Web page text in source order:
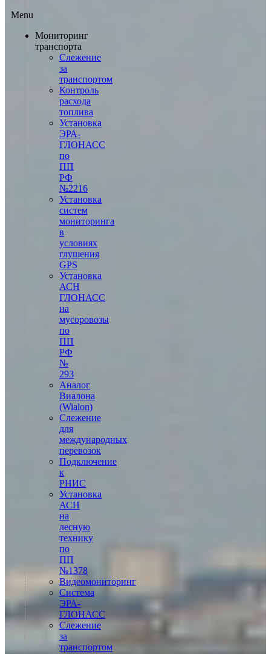
Menu
Мониторинг
транспорта
Слежение
за
транспортом
Контроль
расхода
топлива
Установка
ЭРА-
ГЛОНАСС
по
ПП
РФ
№2216
Установка
систем
мониторинга
в
условиях
глушения
GPS
Установка
АСН
ГЛОНАСС
на
мусоровозы
по
ПП
РФ
№
293
Аналог
Виалона
(Wialon)
Слежение
для
международных
перевозок
Подключение
к
РНИС
Установка
АСН
на
лесную
технику
по
ПП
№1378
Видеомониторинг
Система
ЭРА-
ГЛОНАСС
Слежение
за
транспортом